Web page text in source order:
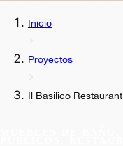
Inicio
Proyectos
Il Basilico Restaurant